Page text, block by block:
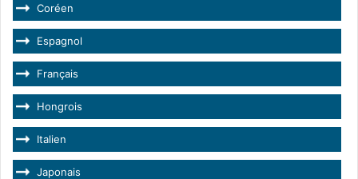
Coréen
Espagnol
Français
Hongrois
Italien
Japonais